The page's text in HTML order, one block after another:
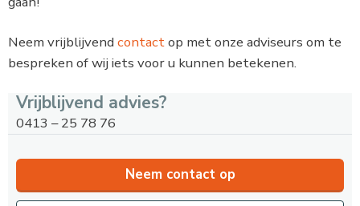
Neem vrijblijvend contactop met onze adviseurs om te
bespreken of wij iets voor u kunnen betekenen.
Vrijblijvend advies?
0413 – 25 78 76
Neem contact op